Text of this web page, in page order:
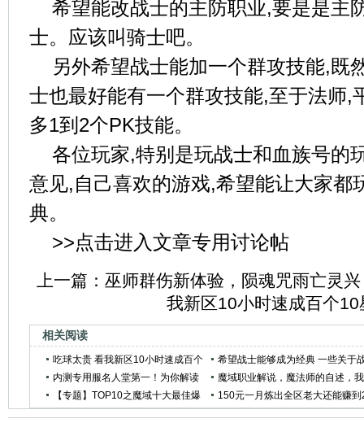
希望能改战士的主防职业,要是是主
士。应该叫骑士吧。
另外希望战士能加一个群攻技能,既
士也最好能有一个群攻技能,至于法师,
多1到2个PK技能。
各位玩家,特别是玩战士和血族号的
意见,自己喜欢的游戏,希望能让大家都
典。
>>点击进入文章专用讨论帖
上一篇： 巫师群伤新体验，陨魂咒雨亡灵兴
我新区10小时速成百个10
相关阅读
吃球太贵 看我新区10小时速成百个
10星宝宝
希望战士能够成为经典 一些关于
士的看法
内测专用服名人堂第一！为你解读
暗黑骑士心灵的密码
魔域职业解说，魔法师的自述，我
为魔法代言！
【专题】TOP10之魔域十大最佳爆
150元一月炼出全区老大还能赚到